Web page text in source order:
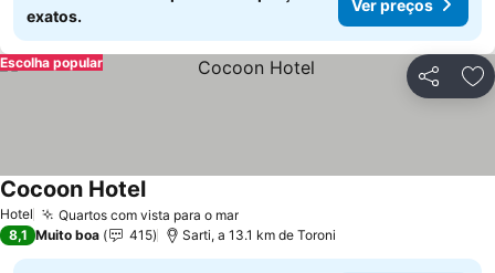
exatos.
Ver preços
Partilhar
Escolha popular
Hotel Quartos com vista para o mar
Cocoon Hotel
8,1 Muito boa 415 Sarti, a 13.1 km de Toroni